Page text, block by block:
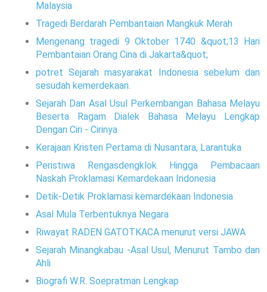
Malaysia
Tragedi Berdarah Pembantaian Mangkuk Merah
Mengenang tragedi 9 Oktober 1740 &quot;13 Hari
Pembantaian Orang Cina di Jakarta&quot;
potret Sejarah masyarakat Indonesia sebelum dan
sesudah kemerdekaan.
Sejarah Dan Asal Usul Perkembangan Bahasa Melayu
Beserta Ragam Dialek Bahasa Melayu Lengkap
Dengan Ciri - Cirinya
Kerajaan Kristen Pertama di Nusantara, Larantuka
Peristiwa Rengasdengklok Hingga Pembacaan
Naskah Proklamasi Kemardekaan Indonesia
Detik-Detik Proklamasi kemardekaan Indonesia
Asal Mula Terbentuknya Negara
Riwayat RADEN GATOTKACA menurut versi JAWA
Sejarah Minangkabau -Asal Usul, Menurut Tambo dan
Ahli
Biografi W.R. Soepratman Lengkap